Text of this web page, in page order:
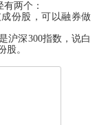
两个：
份股，可以融券做
深300指数，说白
股。